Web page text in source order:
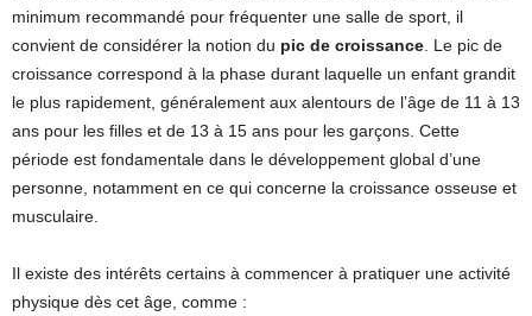
minimum recommandé pour fréquenter une salle de sport, il
convient de considérer la notion du pic de croissance. Le pic de
croissance correspond à la phase durant laquelle un enfant grandit
le plus rapidement, généralement aux alentours de l’âge de 11 à 13
ans pour les filles et de 13 à 15 ans pour les garçons. Cette
période est fondamentale dans le développement global d’une
personne, notamment en ce qui concerne la croissance osseuse et
musculaire.
Il existe des intérêts certains à commencer à pratiquer une activité
physique dès cet âge, comme :